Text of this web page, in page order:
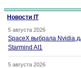
Новости IT
5 августа 2026
SpaceX выбрала Nvidia
Starmind AI1
5 августа 2026